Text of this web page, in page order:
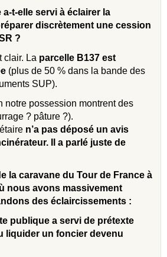
a-t-elle servi à éclairer la
discrètement une cession
?
clair. La parcelle B137 est
(plus de 50 % dans la bande des
SUP).
notre possession montrent des
? pâture ?).
n’a pas déposé un avis
Il a parlé juste de
la caravane du Tour de France à
nous avons massivement
des éclaircissements :
publique a servi de prétexte
liquider un foncier devenu